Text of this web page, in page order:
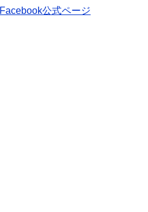
Facebook公式ページ